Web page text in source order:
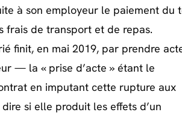
à son employeur le paiement du
frais de transport et de repas.
finit, en mai 2019, par prendre
— la « prise d’acte » étant le
en imputant cette rupture aux
si elle produit les effets d’un